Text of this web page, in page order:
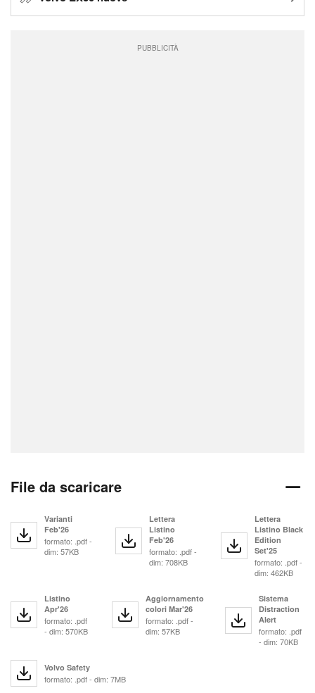
PUBBLICITÀ
File da scaricare
Varianti
Feb'26
formato: .pdf -
dim: 57KB
Lettera
Listino
Feb'26
formato: .pdf -
dim: 708KB
Lettera
Listino Black
Edition
Set'25
formato: .pdf -
dim: 462KB
Listino
Apr'26
formato: .pdf
- dim: 570KB
Aggiornamento
colori Mar'26
formato: .pdf -
dim: 57KB
Sistema
Distraction
Alert
formato: .pdf
- dim: 70KB
Volvo Safety
formato: .pdf - dim: 7MB